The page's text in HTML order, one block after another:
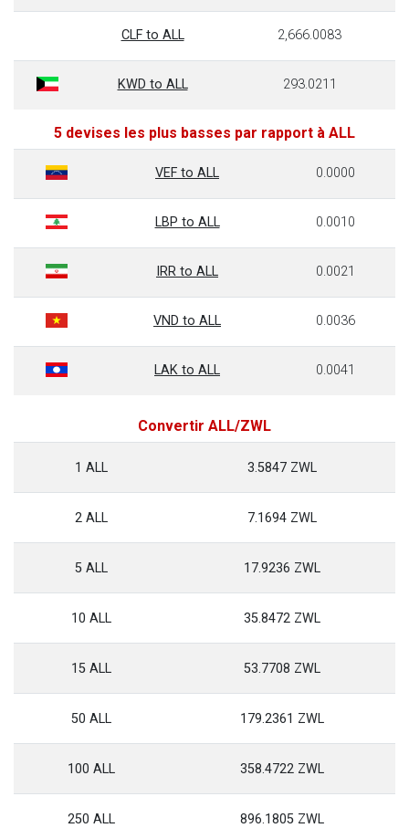
CLF to ALL 2,666.0083
KWD to ALL 293.0211
5 devises les plus basses par rapport à ALL
VEF to ALL 0.0000
LBP to ALL 0.0010
IRR to ALL 0.0021
VND to ALL 0.0036
LAK to ALL 0.0041
Convertir ALL/ZWL
1 ALL 3.5847 ZWL
2 ALL 7.1694 ZWL
5 ALL 17.9236 ZWL
10 ALL 35.8472 ZWL
15 ALL 53.7708 ZWL
50 ALL 179.2361 ZWL
100 ALL 358.4722 ZWL
250 ALL 896.1805 ZWL